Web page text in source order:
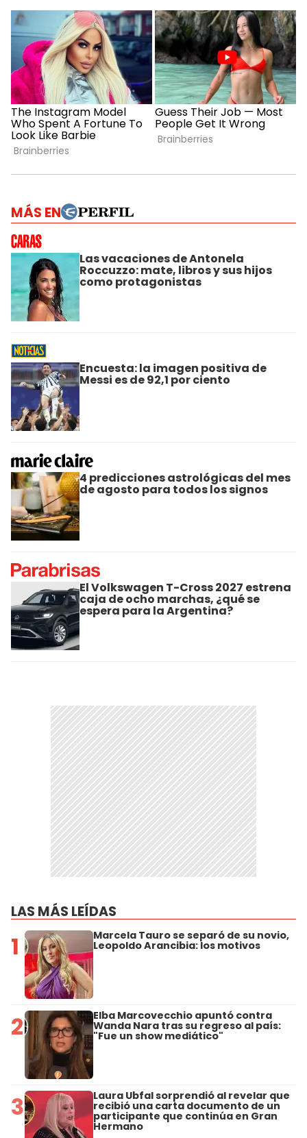
MÁS EN
Las vacaciones de Antonela
Roccuzzo: mate, libros y sus hijos
como protagonistas
Encuesta: la imagen positiva de
Messi es de 92,1 por ciento
4 predicciones astrológicas del mes
de agosto para todos los signos
El Volkswagen T-Cross 2027 estrena
caja de ocho marchas, ¿qué se
espera para la Argentina?
LAS MÁS LEÍDAS
1 Marcela Tauro se separó de su novio,
Leopoldo Arancibia: los motivos
2 Elba Marcovecchio apuntó contra
Wanda Nara tras su regreso al país:
"Fue un show mediático"
3 Laura Ubfal sorprendió al revelar que
recibió una carta documento de un
participante que continúa en Gran
Hermano